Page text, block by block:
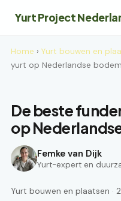
Yurt Project
Home › Yurt bouwen en
yurt op Nederlandse
De beste
op
Femke van Dijk
Yurt-expert en
Yurt bouwen en plaatsen ·